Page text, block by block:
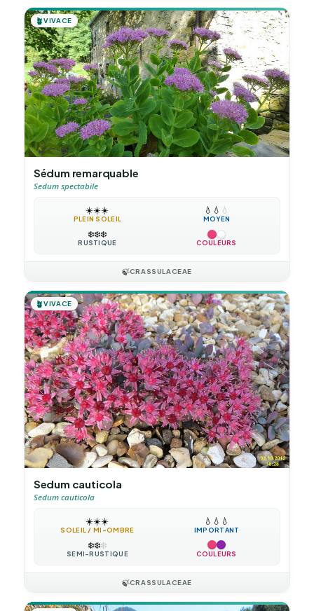
🪴VIVACE
Sédum remarquable
Sedum spectabile
☀️☀️☀️
PLEIN SOLEIL
💧 💧 💧
MOYEN
❄️❄️❄️
RUSTIQUE COULEURS
🍃CRASSULACEAE
🪴VIVACE
Sedum cauticola
Sedum cauticola
☀️☀️☀️
SOLEIL / MI-OMBRE
💧 💧 💧
IMPORTANT
❄️❄️❄️
SEMI-RUSTIQUE COULEURS
🍃CRASSULACEAE